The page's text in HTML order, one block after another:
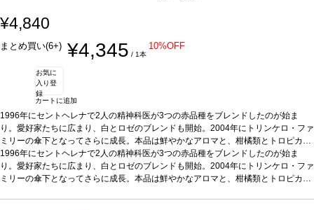
¥4,840
まとめ買い(6+) ¥4,345 / 1本
10%OFF
お気に
入り登
録
カートに追加
1996年にセントヘレナで2人の精神科医が3つの赤品種をブレンドしたのが始ま
り。愛好家たちに広まり、白とロゼのブレンドも開始。2004年にトリンケロ・ファ
ミリーの傘下となってさらに成長。本品は鮮やかなアロマと、柑橘類とトロピカル
フルーツの風味。すっきりとした酸味と素晴らしく爽やかな後味。 シャルドネ、モ
スカート・アレキサンドリア、シュナン・ブランをブレンドしている。それぞれの
品種を個別に収穫し、優しく破砕して低温発酵させることで、フレッシュさと個性
1996年にセントヘレナで2人の精神科医が3つの赤品種をブレンドしたのが始ま
り。愛好家たちに広まり、白とロゼのブレンドも開始。2004年にトリンケロ・ファ
ミリーの傘下となってさらに成長。本品は鮮やかなアロマと、柑橘類とトロピカル